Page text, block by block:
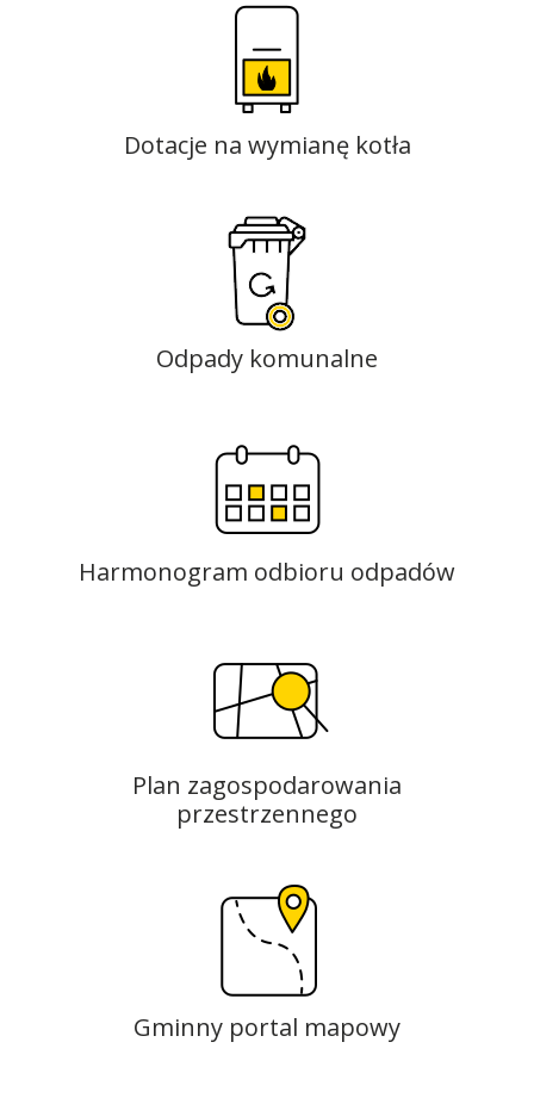
Dotacje na wymianę kotła
Odpady komunalne
Harmonogram odbioru odpadów
Plan zagospodarowania
przestrzennego
Gminny portal mapowy